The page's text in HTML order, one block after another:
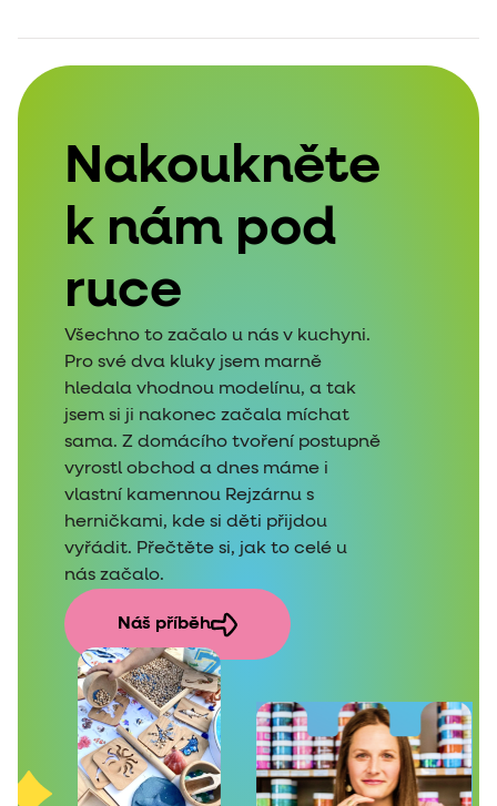
Nakoukněte
k nám pod
ruce
Všechno to začalo u nás v kuchyni.
Pro své dva kluky jsem marně
hledala vhodnou modelínu, a tak
jsem si ji nakonec začala míchat
sama. Z domácího tvoření postupně
vyrostl obchod a dnes máme i
vlastní kamennou Rejzárnu s
herničkami, kde si děti přijdou
vyřádit. Přečtěte si, jak to celé u
nás začalo.
Náš příběh